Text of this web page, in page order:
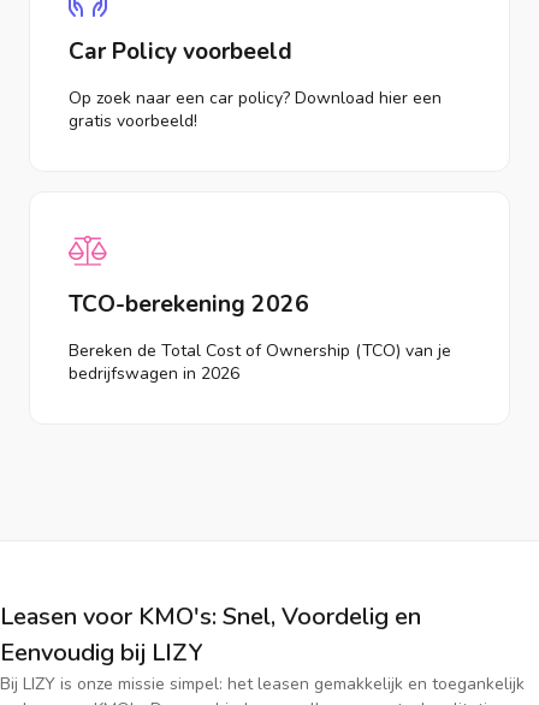
Car Policy voorbeeld
Op zoek naar een car policy? Download hier een
gratis voorbeeld!
TCO-berekening 2026
Bereken de Total Cost of Ownership (TCO) van je
bedrijfswagen in 2026
Leasen voor KMO's: Snel, Voordelig en
Eenvoudig bij LIZY
Bij LIZY is onze missie simpel: het leasen gemakkelijk en toegankelijk